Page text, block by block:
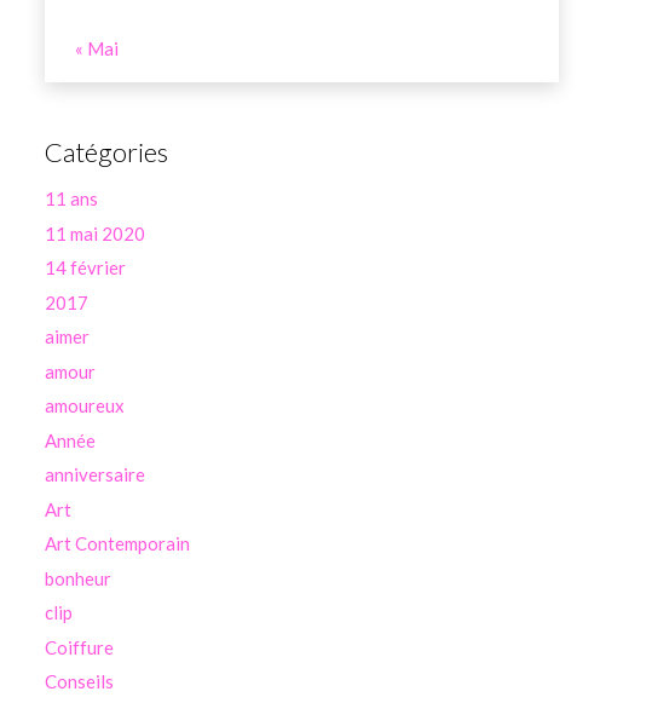
« Mai
Catégories
11 ans
11 mai 2020
14 février
2017
aimer
amour
amoureux
Année
anniversaire
Art
Art Contemporain
bonheur
clip
Coiffure
Conseils